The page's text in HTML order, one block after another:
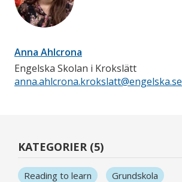
Anna Ahlcrona
Engelska Skolan i Krokslätt
anna.ahlcrona.krokslatt@engelska.se
KATEGORIER (5)
Reading to learn
Grundskola